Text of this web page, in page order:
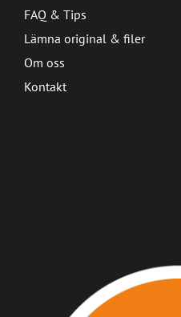
FAQ & Tips
Lämna original & filer
Om oss
Kontakt